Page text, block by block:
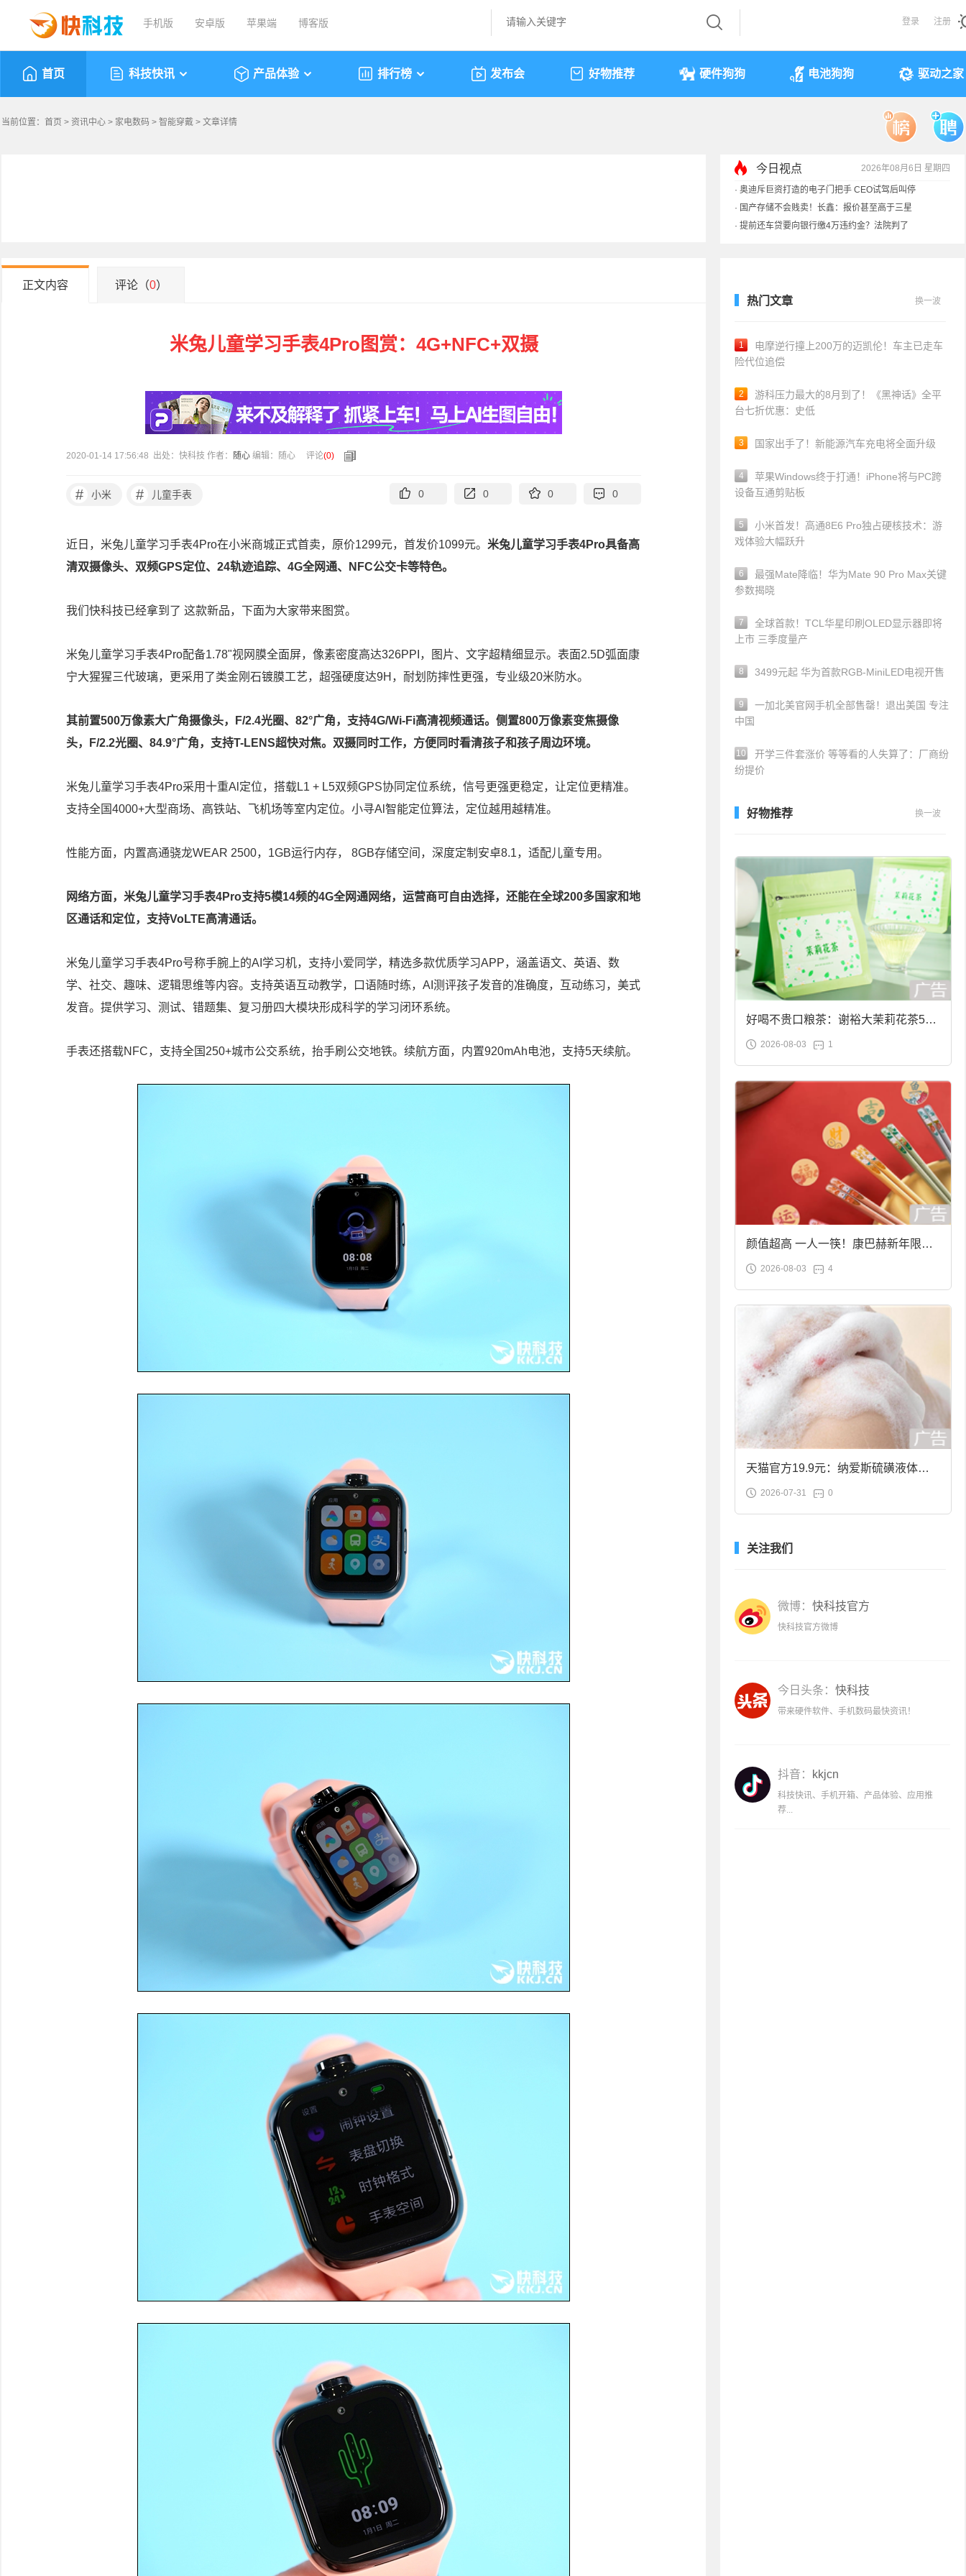
手机版 安卓版 苹果端 博客版 登录 注册
首页 科技快讯 产品体验 排行榜 发布会 好物推荐 硬件狗狗 电池狗狗 驱动之家
当前位置： 首页 > 资讯中心 > 家电数码 > 智能穿戴 > 文章详情
今日视点 2026年08月6日 星期四
·国产存储不会贱卖！长鑫：报价甚至高于三星
提前还车贷要向银行缴4万违约金？法院判了
余承东回应发布会口误：起售价不是2499
正文内容 评论（0）
米兔儿童学习手表4Pro图赏：4G+NFC+双摄
2020-01-14 17:56:48 出处：快科技 作者： 随心 编辑：随心 评论(0)
# 小米 # 儿童手表 0 0 0 0
近日，米兔儿童学习手表4Pro在小米商城正式首卖，原价1299元，首发价1099元。 米兔儿童学习手表4Pro具备高
清双摄像头、双频GPS定位、24轨迹追踪、4G全网通、NFC公交卡等特色。
我们快科技已经拿到了 这款新品，下面为大家带来图赏。
米兔儿童学习手表4Pro配备1.78"视网膜全面屏，像素密度高达326PPI，图片、文字超精细显示。表面2.5D弧面康
宁大猩猩三代玻璃，更采用了类金刚石镀膜工艺，超强硬度达9H，耐划防摔性更强，专业级20米防水。
其前置500万像素大广角摄像头，F/2.4光圈、82°广角，支持4G/Wi-Fi高清视频通话。侧置800万像素变焦摄像
头，F/2.2光圈、84.9°广角，支持T-LENS超快对焦。双摄同时工作，方便同时看清孩子和孩子周边环境。
米兔儿童学习手表4Pro采用十重Al定位，搭载L1 + L5双频GPS协同定位系统，信号更强更稳定，让定位更精准。
支持全国4000+大型商场、高铁站、飞机场等室内定位。小寻Al智能定位算法，定位越用越精准。
性能方面，内置高通骁龙WEAR 2500，1GB运行内存， 8GB存储空间，深度定制安卓8.1，适配儿童专用。
网络方面，米兔儿童学习手表4Pro支持5模14频的4G全网通网络，运营商可自由选择，还能在全球200多国家和地
区通话和定位，支持VoLTE高清通话。
米兔儿童学习手表4Pro号称手腕上的AI学习机，支持小爱同学，精选多款优质学习APP，涵盖语文、英语、数
学、社交、趣味、逻辑思维等内容。支持英语互动教学，口语随时练，AI测评孩子发音的准确度，互动练习，美式
发音。提供学习、测试、错题集、复习册四大模块形成科学的学习闭环系统。
手表还搭载NFC，支持全国250+城市公交系统，抬手刷公交地铁。续航方面，内置920mAh电池，支持5天续航。
热门文章 换一波
1
电摩逆行撞上200万的迈凯伦！车主已走车
险代位追偿
2
游科压力最大的8月到了！《黑神话》全平
台七折优惠：史低
3 国家出手了！新能源汽车充电将全面升级
4
苹果Windows终于打通！iPhone将与PC跨
设备互通剪贴板
5
小米首发！高通8E6 Pro独占硬核技术：游
戏体验大幅跃升
6
最强Mate降临！华为Mate 90 Pro Max关键
参数揭晓
7
全球首款！TCL华星印刷OLED显示器即将
上市 三季度量产
8 3499元起 华为首款RGB-MiniLED电视开售
9
一加北美官网手机全部售罄！退出美国 专注
中国
10
开学三件套涨价 等等看的人失算了：厂商纷
纷提价
好物推荐 换一波
好喝不贵口粮茶：谢裕大茉莉花茶50g
袋装9.9元到手
2026-08-03 1
颜值超高 一人一筷！康巴赫新年限定
合金筷子大促：19.9元
2026-08-03 4
天猫官方19.9元：纳爱斯硫磺液体香
皂2斤大促
2026-07-31 0
关注我们
微博： 快科技官方
快科技官方微博
今日头条： 快科技
带来硬件软件、手机数码最快资讯！
抖音： kkjcn
科技快讯、手机开箱、产品体验、应用推
荐...